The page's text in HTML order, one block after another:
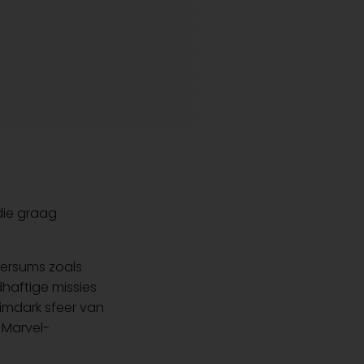
graag
zoals
missies
sfeer van